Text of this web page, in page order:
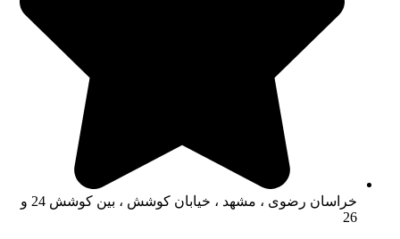
خراسان رضوی ، مشهد ، خیابان کوشش ، بین کوشش 24 و
26